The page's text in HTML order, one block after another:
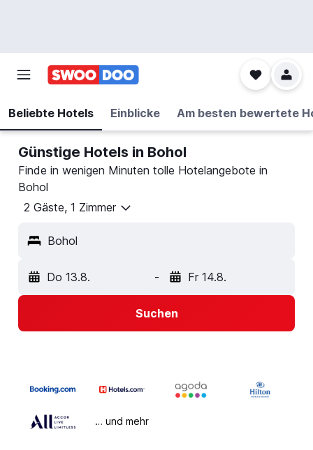
Beliebte Hotels Einblicke Am besten bewertete
Günstige Hotels in Bohol
Finde in wenigen Minuten tolle Hotelangebote in
Bohol
2 Gäste, 1 Zimmer
Bohol
Do 13.8. - Fr 14.8.
Suchen
… und mehr